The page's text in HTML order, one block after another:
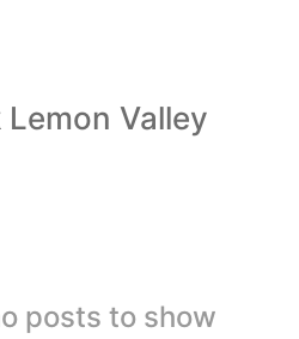
Lemon Valley
posts to show